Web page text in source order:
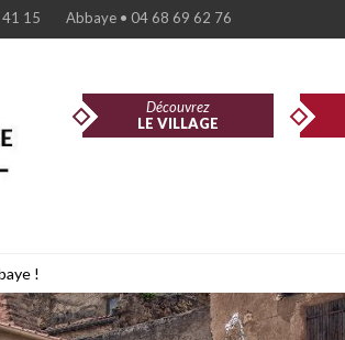
15 Abbaye • 04 68 69 62 76
Découvrez
LE VILLAGE
!